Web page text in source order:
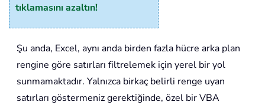
tıklamasını azaltın!
Şu anda, Excel, aynı anda birden fazla hücre arka plan
rengine göre satırları filtrelemek için yerel bir yol
sunmamaktadır. Yalnızca birkaç belirli renge uyan
satırları göstermeniz gerektiğinde, özel bir VBA